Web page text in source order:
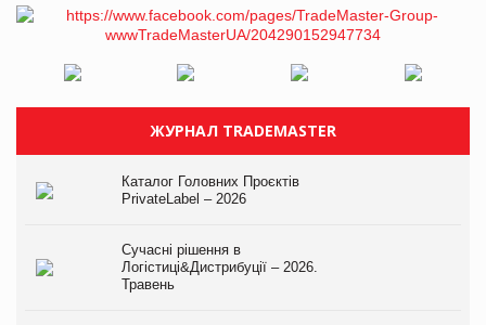
ЖУРНАЛ TRADEMASTER
Каталог Головних Проєктів
PrivateLabel – 2026
Сучасні рішення в
Логістиці&Дистрибуції – 2026.
Травень